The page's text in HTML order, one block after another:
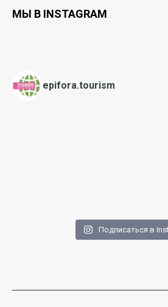
МЫ В INSTAGRAM
epifora.tourism
Подписаться в